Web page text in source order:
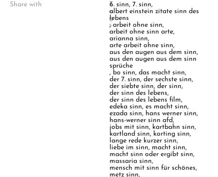
Share with
T
a
g
s
:
6. sinn, 7. sinn,
albert einstein zitate sinn des
lebens
, arbeit ohne sinn,
arbeit ohne sinn arte,
arianna sinn,
arte arbeit ohne sinn,
aus den augen aus dem sinn,
aus den augen aus dem sinn
sprüche
, bo sinn, das macht sinn,
der 7. sinn, der sechste sinn,
der siebte sinn, der sinn,
der sinn des lebens,
der sinn des lebens film,
edeka sinn, es macht sinn,
ezada sinn, hans werner sinn,
hans-werner sinn afd,
jobs mit sinn, kartbahn sinn,
kartland sinn, korting sinn,
lange rede kurzer sinn,
liebe im sinn, macht sinn,
macht sinn oder ergibt sinn,
massaria sinn,
mensch mit sinn für schönes,
metz sinn,